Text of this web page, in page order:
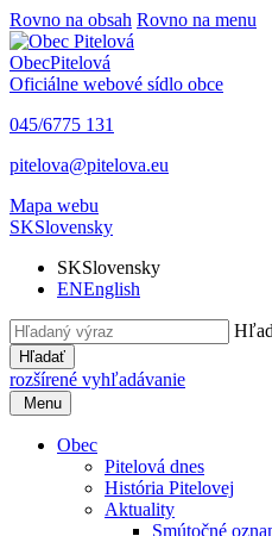
Rovno na obsah Rovno na menu
ObecPitelová
Oficiálne webové sídlo obce
045/6775 131
pitelova@pitelova.eu
Mapa webu
SKSlovensky
SKSlovensky
ENEnglish
Hľadať
rozšírené vyhľadávanie
Menu
Obec
Pitelová dnes
História Pitelovej
Aktuality
Smútočné